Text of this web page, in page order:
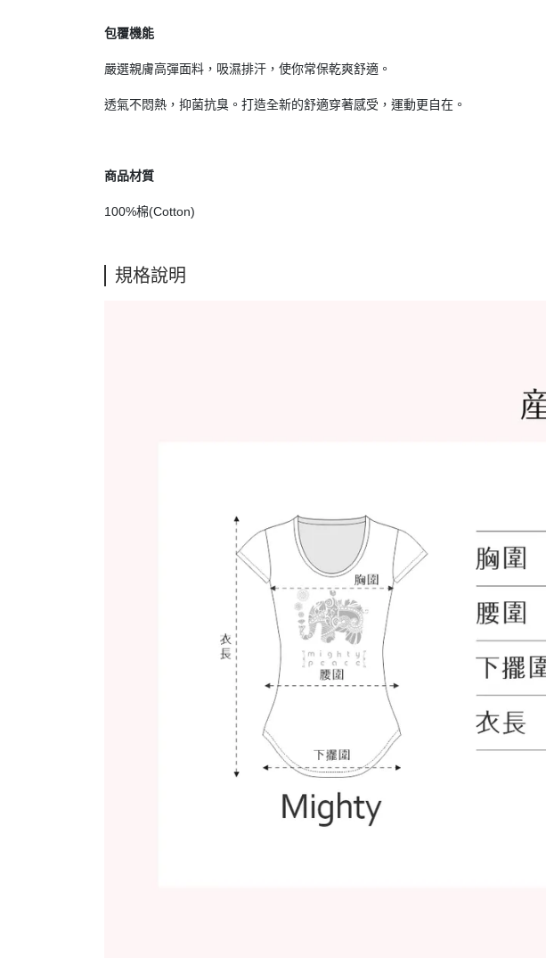
包覆機能
嚴選親膚高彈面料，吸濕排汗，使你常保乾爽舒適。
透氣不悶熱，抑菌抗臭。打造全新的舒適穿著感受，運動更自在。
商品材質
100%棉(Cotton)
規格說明